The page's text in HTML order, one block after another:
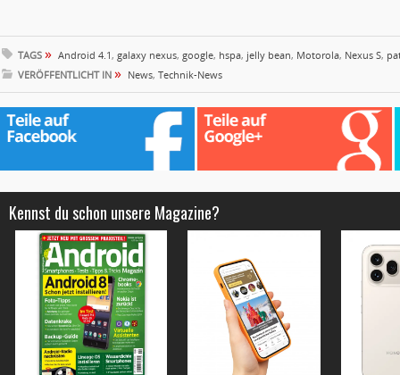
TAGS » Android 4.1 , galaxy nexus, google, hspa, jelly bean, Motorola, Nexus S,
VERÖFFENTLICHT IN » News, Technik-News
Kennst du schon unsere Magazine?